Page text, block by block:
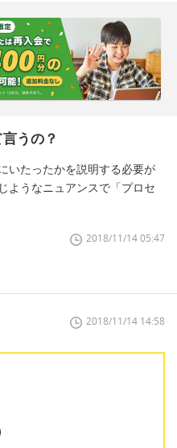
うの？
いたったかを説明する必要が
ようなニュアンスで「プロセ
2018/11/14 05:47
2018/11/14 14:58